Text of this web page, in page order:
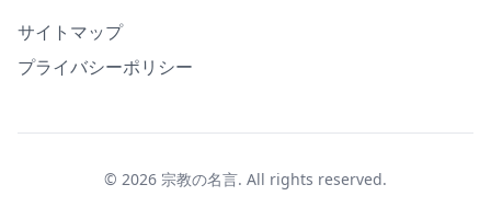
サイトマップ
プライバシーポリシー
© 2026 宗教の名言. All rights reserved.